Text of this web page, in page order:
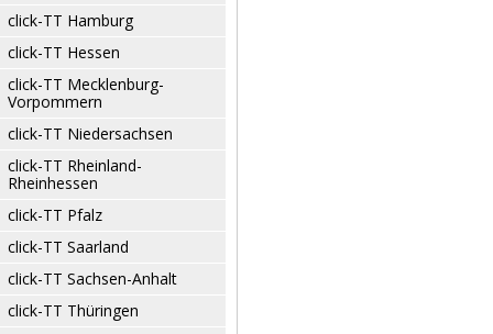
click-TT Hamburg
click-TT Hessen
click-TT Mecklenburg-
Vorpommern
click-TT Niedersachsen
click-TT Rheinland-
Rheinhessen
click-TT Pfalz
click-TT Saarland
click-TT Sachsen-Anhalt
click-TT Thüringen